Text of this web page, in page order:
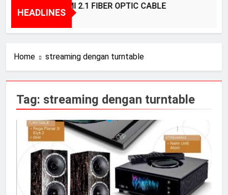
HEADLINES
BRIDGEE – HDMI 2.1 FIBER OPTIC CABLE
Home streaming dengan turntable
Tag: streaming dengan turntable